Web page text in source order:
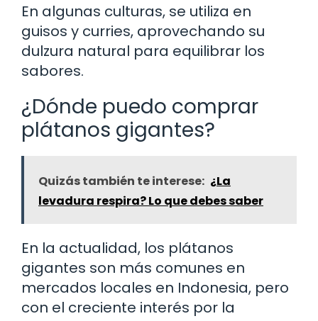
En algunas culturas, se utiliza en
guisos y curries, aprovechando su
dulzura natural para equilibrar los
sabores.
¿Dónde puedo comprar
plátanos gigantes?
Quizás también te interese: ¿La
levadura respira? Lo que debes saber
En la actualidad, los plátanos
gigantes son más comunes en
mercados locales en Indonesia, pero
con el creciente interés por la